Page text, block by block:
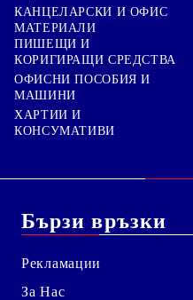
КАНЦЕЛАРСКИ И ОФИС
МАТЕРИАЛИ
ПИШЕЩИ И
КОРИГИРАЩИ СРЕДСТВА
ОФИСНИ ПОСОБИЯ И
МАШИНИ
ХАРТИИ И
КОНСУМАТИВИ
Бързи връзки
Рекламации
За Нас